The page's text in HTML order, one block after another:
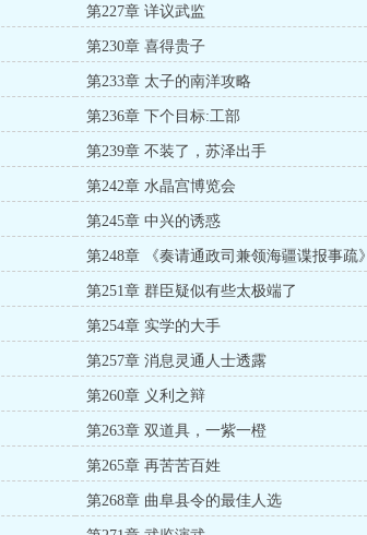
第227章 详议武监
第230章 喜得贵子
第233章 太子的南洋攻略
第236章 下个目标:工部
第239章 不装了，苏泽出手
第242章 水晶宫博览会
第245章 中兴的诱惑
第248章 《奏请通政司兼领海疆谍报事疏》
第251章 群臣疑似有些太极端了
第254章 实学的大手
第257章 消息灵通人士透露
第260章 义利之辩
第263章 双道具，一紫一橙
第265章 再苦苦百姓
第268章 曲阜县令的最佳人选